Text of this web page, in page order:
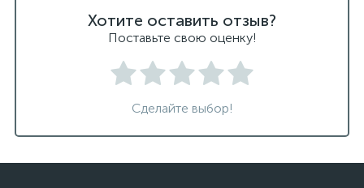
Хотите оставить отзыв?
Поставьте свою оценку!
Сделайте выбор!